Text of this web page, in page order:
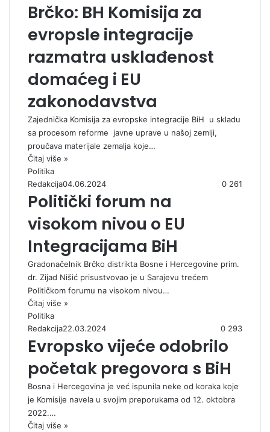
Brčko: BH Komisija za
evropsle integracije
razmatra usklađenost
domaćeg i EU
zakonodavstva
Zajednička Komisija za evropske integracije BiH u skladu
sa procesom reforme javne uprave u našoj zemlji,
proučava materijale zemalja koje…
Čitaj više »
Politika
Redakcija04.06.2024 0 261
Politički forum na
visokom nivou o EU
Integracijama BiH
Gradonačelnik Brčko distrikta Bosne i Hercegovine prim.
dr. Zijad Nišić prisustvovao je u Sarajevu trećem
Političkom forumu na visokom nivou…
Čitaj više »
Politika
Redakcija22.03.2024 0 293
Evropsko vijeće odobrilo
početak pregovora s BiH
Bosna i Hercegovina je već ispunila neke od koraka koje
je Komisije navela u svojim preporukama od 12. oktobra
2022.…
Čitaj više »